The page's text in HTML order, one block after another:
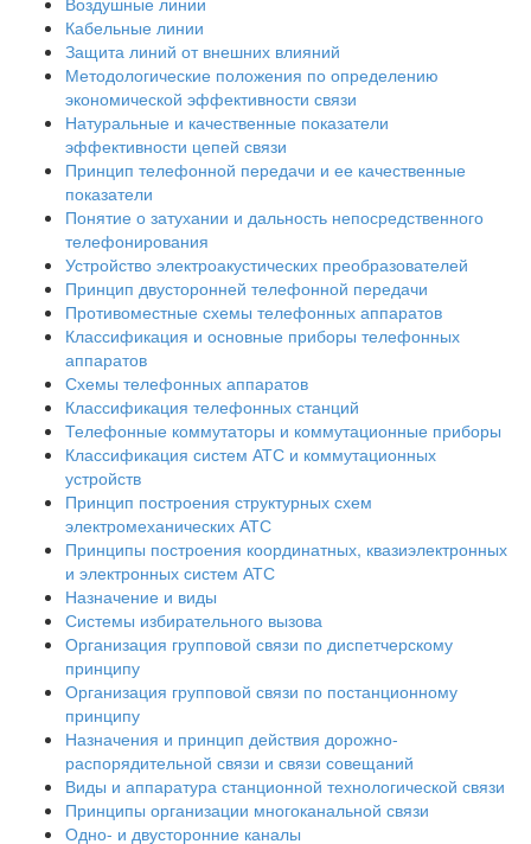
Кабельные линии
Защита линий от внешних влияний
Методологические положения по определению
экономической эффективности связи
Натуральные и качественные показатели
эффективности цепей связи
Принцип телефонной передачи и ее качественные
показатели
Понятие о затухании и дальность непосредственного
телефонирования
Устройство электроакустических преобразователей
Принцип двусторонней телефонной передачи
Противоместные схемы телефонных аппаратов
Классификация и основные приборы телефонных
аппаратов
Схемы телефонных аппаратов
Классификация телефонных станций
Телефонные коммутаторы и коммутационные приборы
Классификация систем АТС и коммутационных
устройств
Принцип построения структурных схем
электромеханических АТС
Принципы построения координатных, квазиэлектронных
и электронных систем АТС
Назначение и виды
Системы избирательного вызова
Организация групповой связи по диспетчерскому
принципу
Организация групповой связи по постанционному
принципу
Назначения и принцип действия дорожно-
распорядительной связи и связи совещаний
Виды и аппаратура станционной технологической связи
Принципы организации многоканальной связи
Одно- и двусторонние каналы